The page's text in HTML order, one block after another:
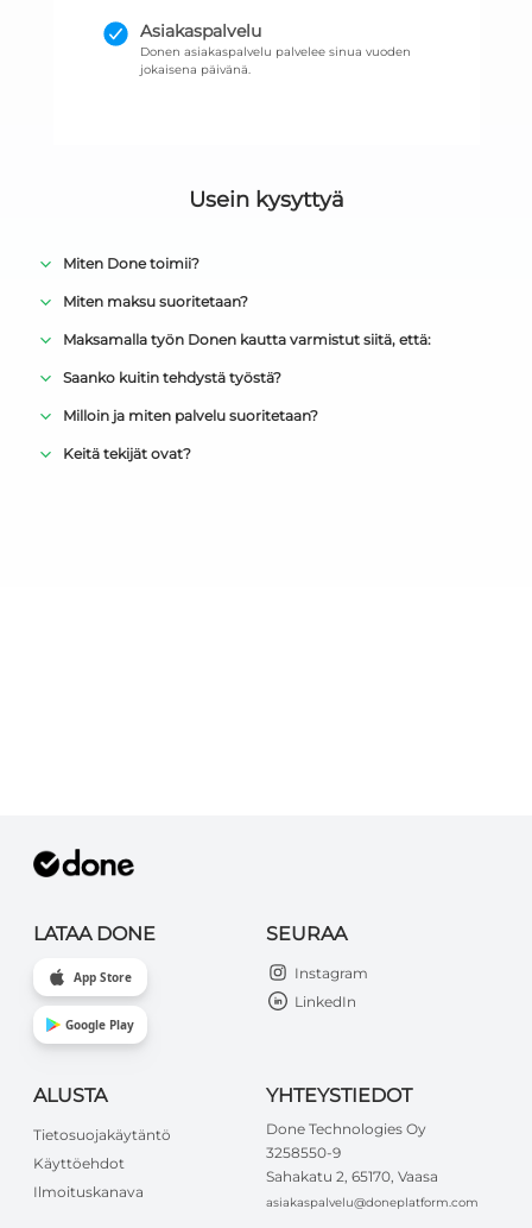
Asiakaspalvelu
Donen asiakaspalvelu palvelee sinua vuoden
jokaisena päivänä.
Usein kysyttyä
Miten Done toimii?
Miten maksu suoritetaan?
Maksamalla työn Donen kautta varmistut siitä, että:
Saanko kuitin tehdystä työstä?
Milloin ja miten palvelu suoritetaan?
Keitä tekijät ovat?
LATAA DONE
App Store
Google Play
SEURAA
Instagram
LinkedIn
ALUSTA
Tietosuojakäytäntö
Käyttöehdot
Ilmoituskanava
YHTEYSTIEDOT
Done Technologies Oy
3258550-9
Sahakatu 2, 65170, Vaasa
asiakaspalvelu@doneplatform.com